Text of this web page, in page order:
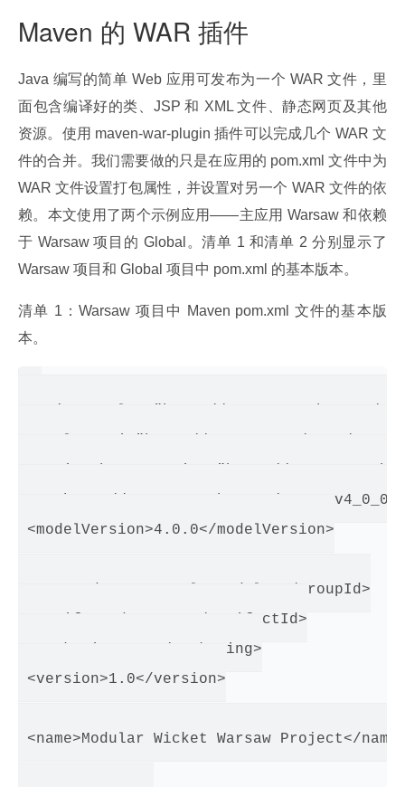
Maven 的 WAR 插件
Java 编写的简单 Web 应用可发布为一个 WAR 文件，里
面包含编译好的类、JSP 和 XML 文件、静态网页及其他
资源。使用 maven-war-plugin 插件可以完成几个 WAR 文
件的合并。我们需要做的只是在应用的 pom.xml 文件中为
WAR 文件设置打包属性，并设置对另一个 WAR 文件的依
赖。本文使用了两个示例应用——主应用 Warsaw 和依赖
于 Warsaw 项目的 Global。清单 1 和清单 2 分别显示了
Warsaw 项目和 Global 项目中 pom.xml 的基本版本。
清单 1：Warsaw 项目中 Maven pom.xml 文件的基本版
本。
http://maven.apache.org/maven-
<modelVersion>4.0.0</modelVersion>
<groupId>com.example.modular</groupId>
<artifactId>warsaw</artifactId>
<packaging>war</packaging>
<version>1.0</version>
<name>Modular Wicket Warsaw Project</